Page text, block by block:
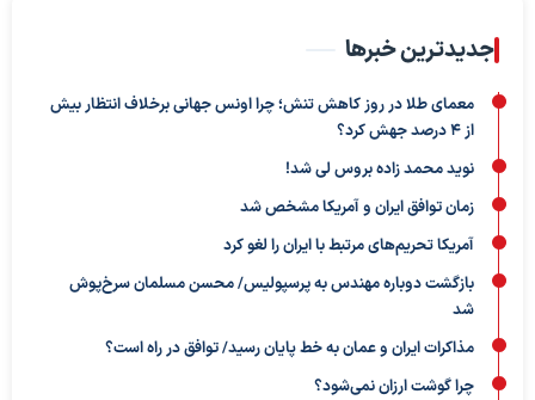
جدیدترین خبرها
معمای طلا در روز کاهش تنش؛ چرا اونس جهانی برخلاف انتظار بیش
از ۴ درصد جهش کرد؟
نوید محمد زاده بروس لی شد!
زمان توافق ایران و آمریکا مشخص شد
آمریکا تحریم‌های مرتبط با ایران را لغو کرد
بازگشت دوباره مهندس به پرسپولیس/ محسن مسلمان سرخ‌پوش
شد
مذاکرات ایران و عمان به خط پایان رسید/ توافق در راه است؟
چرا گوشت ارزان نمی‌شود؟